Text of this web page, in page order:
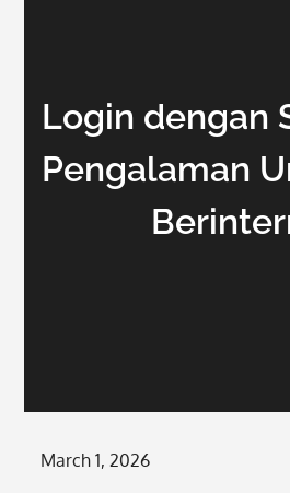
Login dengan
Pengalaman
Posted
March 1, 2026